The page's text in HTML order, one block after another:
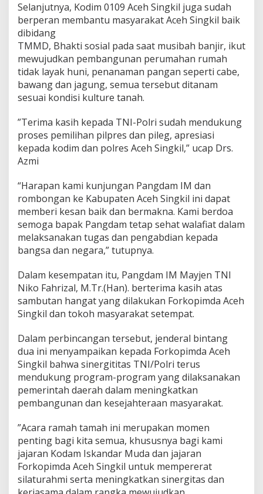
Selanjutnya, Kodim 0109 Aceh Singkil juga sudah
berperan membantu masyarakat Aceh Singkil baik
dibidang
TMMD, Bhakti sosial pada saat musibah banjir, ikut
mewujudkan pembangunan perumahan rumah
tidak layak huni, penanaman pangan seperti cabe,
bawang dan jagung, semua tersebut ditanam
sesuai kondisi kulture tanah.
”Terima kasih kepada TNI-Polri sudah mendukung
proses pemilihan pilpres dan pileg, apresiasi
kepada kodim dan polres Aceh Singkil,” ucap Drs.
Azmi
“Harapan kami kunjungan Pangdam IM dan
rombongan ke Kabupaten Aceh Singkil ini dapat
memberi kesan baik dan bermakna. Kami berdoa
semoga bapak Pangdam tetap sehat walafiat dalam
melaksanakan tugas dan pengabdian kepada
bangsa dan negara,” tutupnya.
Dalam kesempatan itu, Pangdam IM Mayjen TNI
Niko Fahrizal, M.Tr.(Han). berterima kasih atas
sambutan hangat yang dilakukan Forkopimda Aceh
Singkil dan tokoh masyarakat setempat.
Dalam perbincangan tersebut, jenderal bintang
dua ini menyampaikan kepada Forkopimda Aceh
Singkil bahwa sinergititas TNI/Polri terus
mendukung program-program yang dilaksanakan
pemerintah daerah dalam meningkatkan
pembangunan dan kesejahteraan masyarakat.
”Acara ramah tamah ini merupakan momen
penting bagi kita semua, khususnya bagi kami
jajaran Kodam Iskandar Muda dan jajaran
Forkopimda Aceh Singkil untuk mempererat
silaturahmi serta meningkatkan sinergitas dan